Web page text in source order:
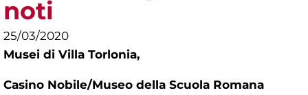
noti
25/03/2020
Musei di Villa Torlonia,
Casino Nobile/Museo della Scuola Romana